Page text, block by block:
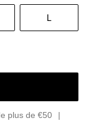
L
plus de €50